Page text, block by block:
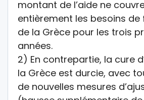
montant de l’aide ne
entièrement les besoins
de la Grèce pour les trois
années.
2) En contrepartie, la cure
la Grèce est durcie, avec
de nouvelles mesures